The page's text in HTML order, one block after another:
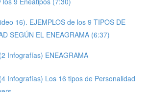
16). EJEMPLOS de los 9 TIPOS DE
SEGÚN EL ENEAGRAMA (6:37)
Infografías) ENEAGRAMA
Infografías) Los 16 tipos de Personalidad